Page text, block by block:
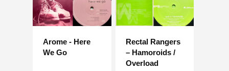
Arome - Here
We Go
Rectal Rangers
– Hamoroids /
Overload